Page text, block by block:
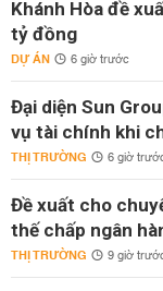
Khánh Hòa đề
tỷ đồng
DỰ ÁN 6 giờ trước
Đại diện Sun
vụ tài chính khi
THỊ TRƯỜNG 6 giờ
Đề xuất cho
thế chấp ngân
THỊ TRƯỜNG 9 giờ